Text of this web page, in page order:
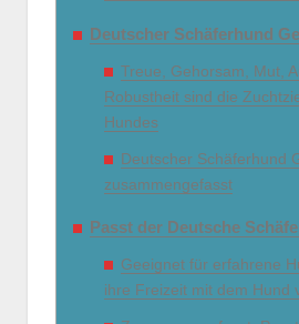
Deutscher Schäferhund
Treue, Gehorsam, Mut,
Robustheit sind die
Hundes
Deutscher Schäferhund
zusammengefasst
Passt der Deutsche
Geeignet für erfahrene
ihre Freizeit mit dem Hund